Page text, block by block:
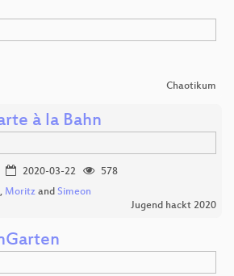
Chaotikum
à la Bahn
2020-03-22
578
, Moritz and Simeon
Jugend hackt 2020